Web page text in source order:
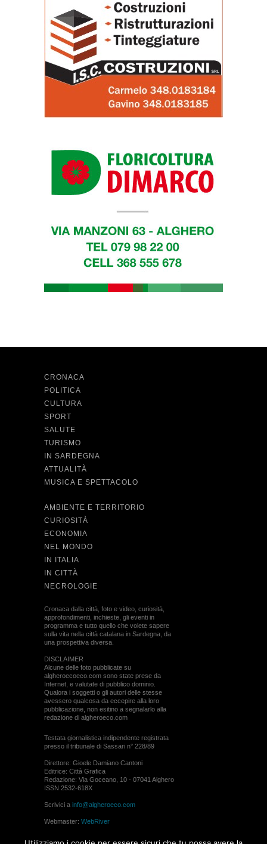
CRONACA
POLITICA
CULTURA
SPORT
SALUTE
TURISMO
IN SARDEGNA
ATTUALITÀ
MUSICA E SPETTACOLO
AMBIENTE E TERRITORIO
CURIOSITÀ
ECONOMIA
NEL MONDO
IN ITALIA
IN CITTÀ
NECROLOGIE
Cronaca dalla città, foto e video, curiosità,
approfondimenti, inchieste, gli eventi in
programma e tutto quello che volete sapere
sulla vita nella città catalana in Sardegna, da
una prospettiva diversa.
DISCLAIMER
Alcune delle foto pubblicate su
algheroecoeco.com sono state prese da
Internet, e valutate di pubblico dominio.
Qualora i soggetti o gli autori delle stesse
avessero qualcosa da eccepire alla loro
pubblicazione, non esitino a segnalarlo alla
redazione di algheroeco.com
Testata giornalistica indipendente registrata
presso il tribunale di Sassari n° 228/89
Direttore: Gioele Damiano Cantoni
Editrice: Città Grafica
Redazione: Via Goceano, 10 - 07041 Alghero
ISSN 2532-618X
Scrivici a info@algheroeco.com
Webmaster: WebRiver